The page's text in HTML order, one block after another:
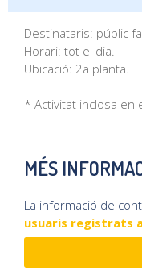
Destinataris: públic
Horari: tot el dia.
Ubicació: 2a planta.
* Activitat inclosa en
MÉS
La informació de
usuaris registrats